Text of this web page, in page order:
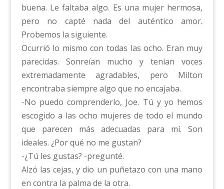
buena. Le faltaba algo. Es una mujer hermosa,
pero no capté nada del auténtico amor.
Probemos la siguiente.
Ocurrió lo mismo con todas las ocho. Eran muy
parecidas. Sonreían mucho y tenían voces
extremadamente agradables, pero Milton
encontraba siempre algo que no encajaba.
-No puedo comprenderlo, Joe. Tú y yo hemos
escogido a las ocho mujeres de todo el mundo
que parecen más adecuadas para mí. Son
ideales. ¿Por qué no me gustan?
-¿Tú les gustas? -pregunté.
Alzó las cejas, y dio un puñetazo con una mano
en contra la palma de la otra.